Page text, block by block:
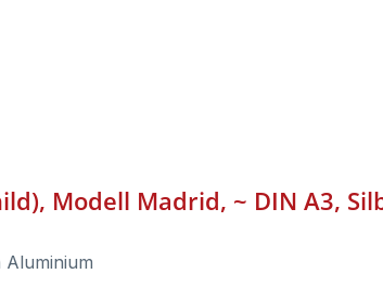
Modell Madrid, ~ DIN A3,
Aluminium